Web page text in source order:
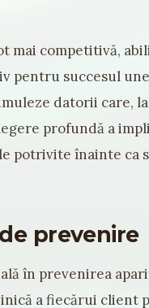
mai competitivă,
pentru succesul
datorii care,
profundă a
potrivite înainte ca
prevenire
în prevenirea
a fiecărui client